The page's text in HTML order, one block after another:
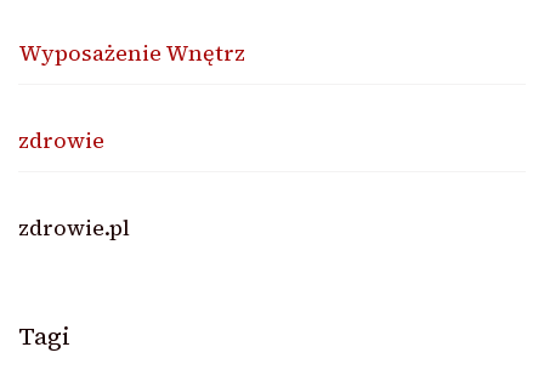
Wyposażenie Wnętrz
zdrowie
zdrowie.pl
Tagi